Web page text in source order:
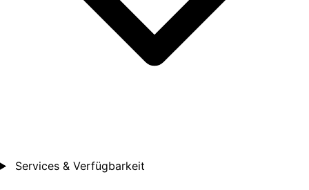
Services & Verfügbarkeit